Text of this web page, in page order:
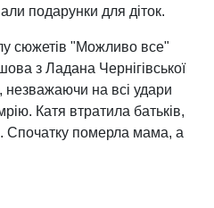
подарунки для діток.
сюжетів "Можливо все"
з Ладана Чернігівської
незважаючи на всі удари
Катя втратила батьків,
Спочатку померла мама, а